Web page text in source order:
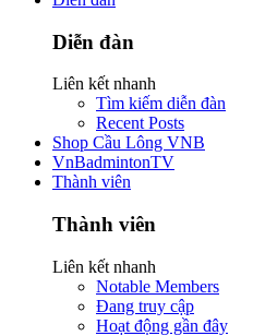
Diễn đàn
Liên kết nhanh
Tìm kiếm diễn đàn
Recent Posts
Shop Cầu Lông VNB
VnBadmintonTV
Thành viên
Thành viên
Liên kết nhanh
Notable Members
Đang truy cập
Hoạt động gần đây